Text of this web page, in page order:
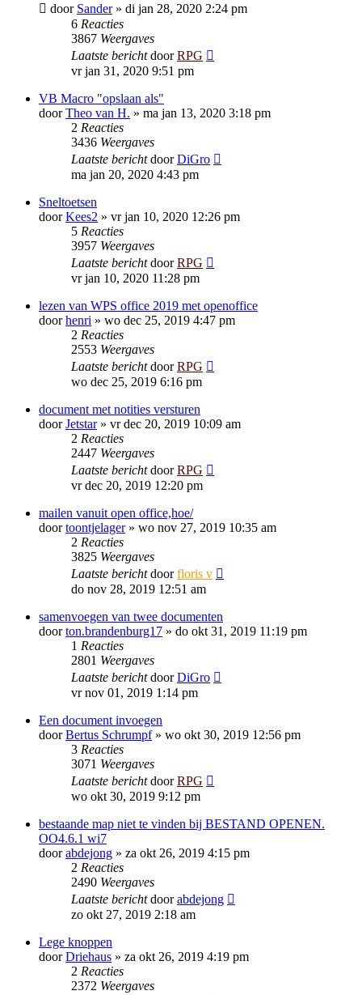
door Sander» di jan 28, 2020 2:24 pm
6 Reacties
3867 Weergaves
Laatste berichtdoorRPG
vr jan 31, 2020 9:51 pm
VB Macro "opslaan als"
doorTheo van H. » ma jan 13, 2020 3:18 pm
2 Reacties
3436 Weergaves
Laatste berichtdoorDiGro
ma jan 20, 2020 4:43 pm
Sneltoetsen
doorKees2 » vr jan 10, 2020 12:26 pm
5 Reacties
3957 Weergaves
Laatste berichtdoorRPG
vr jan 10, 2020 11:28 pm
lezen van WPS office 2019 met openoffice
doorhenri » wo dec 25, 2019 4:47 pm
2 Reacties
2553 Weergaves
Laatste berichtdoorRPG
wo dec 25, 2019 6:16 pm
document met notities versturen
doorJetstar» vr dec 20, 2019 10:09 am
2 Reacties
2447 Weergaves
Laatste berichtdoorRPG
vr dec 20, 2019 12:20 pm
mailen vanuit open office,hoe/
doortoontjelager» wo nov 27, 2019 10:35 am
2 Reacties
3825 Weergaves
Laatste berichtdoorfloris v
do nov 28, 2019 12:51 am
samenvoegen van twee documenten
doorton.brandenburg17 » do okt 31, 2019 11:19 pm
1 Reacties
2801 Weergaves
Laatste berichtdoorDiGro
vr nov 01, 2019 1:14 pm
Een document invoegen
doorBertus Schrumpf» wo okt 30, 2019 12:56 pm
3 Reacties
3071 Weergaves
Laatste berichtdoorRPG
wo okt 30, 2019 9:12 pm
bestaande map niet te vinden bij BESTAND OPENEN.
OO4.6.1 wi7
doorabdejong » za okt 26, 2019 4:15 pm
2 Reacties
2490 Weergaves
Laatste berichtdoorabdejong
zo okt 27, 2019 2:18 am
Lege knoppen
doorDriehaus » za okt 26, 2019 4:19 pm
2 Reacties
2372 Weergaves